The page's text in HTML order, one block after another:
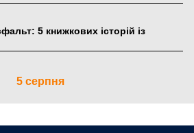
5 книжкових історій із
5 серпня
отримала апарат УЗД та